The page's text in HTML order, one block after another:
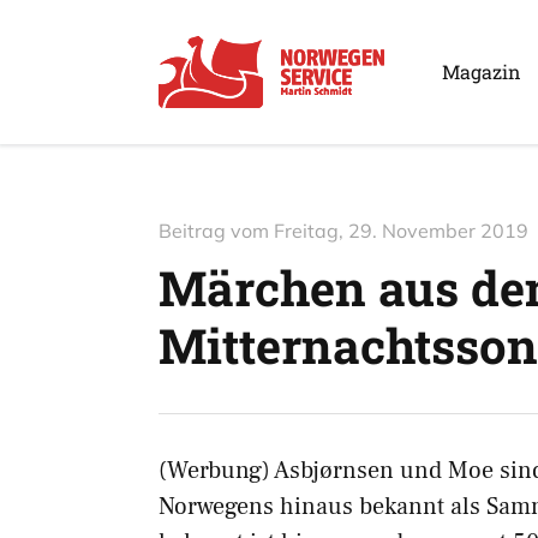
Magazin
Beitrag vom Freitag, 29. November 2019
Märchen aus
(Werbung) Asbjørnsen und Moe
Norwegens hinaus bekannt als